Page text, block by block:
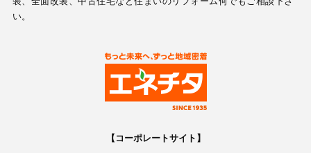
い。
【コーポレートサイト】